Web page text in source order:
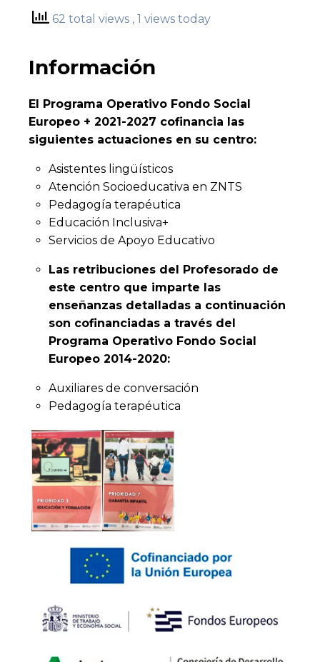
62 total views , 1 views today
Información
El Programa Operativo Fondo Social
Europeo + 2021-2027 cofinancia las
siguientes actuaciones en su centro:
Asistentes lingüísticos
Atención Socioeducativa en ZNTS
Pedagogía terapéutica
Educación Inclusiva+
Servicios de Apoyo Educativo
Las retribuciones del Profesorado de
este centro que imparte las
enseñanzas detalladas a continuación
son cofinanciadas a través del
Programa Operativo Fondo Social
Europeo 2014-2020:
Auxiliares de conversación
Pedagogía terapéutica